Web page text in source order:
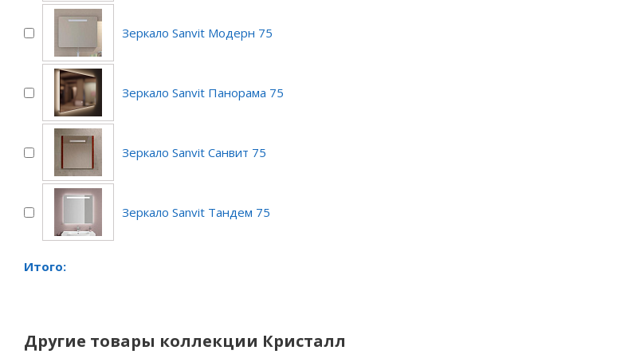
Зеркало Sanvit Модерн 75
Зеркало Sanvit Панорама 75
Зеркало Sanvit Санвит 75
Зеркало Sanvit Тандем 75
Итого:
Другие товары коллекции Кристалл